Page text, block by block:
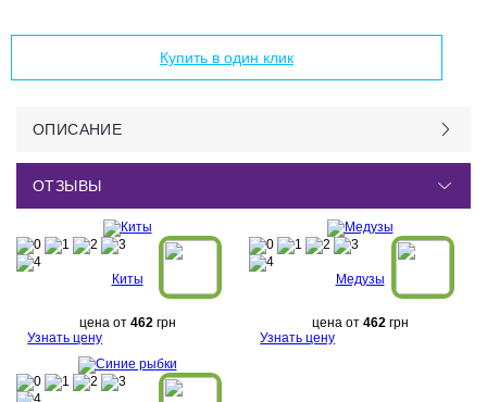
Купить в один клик
ОПИСАНИЕ
ОТЗЫВЫ
Киты
цена от 462грн
Узнать цену
Медузы
цена от 462грн
Узнать цену